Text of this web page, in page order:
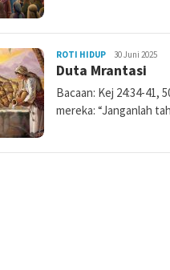
ROTI HIDUP admin
30 Juni 2025
Duta Mrantasi
Bacaan: Kej 24:34-41,
mereka: “Janganlah